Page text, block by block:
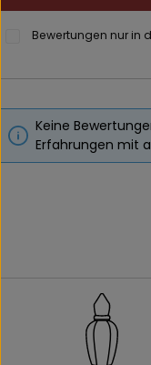
Bewertungen nur in
Keine
Erfahrungen mit